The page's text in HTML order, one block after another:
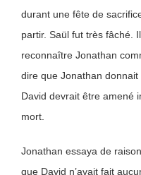
durant une fête de
partir. Saül fut très fâché.
reconnaître Jonathan
dire que Jonathan
David devrait être amené
mort.
Jonathan essaya de
que David n’avait fait